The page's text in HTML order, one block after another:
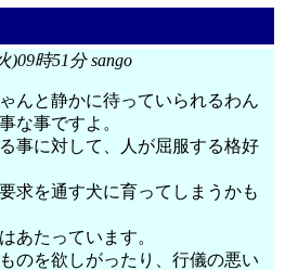
)09時51分 sango
んと静かに待っていられるわん
な事ですよ。
事に対して、人が屈服する格好
求を通す犬に育ってしまうかも
あたっています。
のを欲しがったり、行儀の悪い